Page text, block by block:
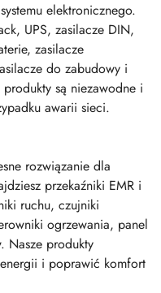
elektronicznego.
UPS, zasilacze DIN,
zasilacze
do zabudowy i
są niezawodne i
awarii sieci.
rozwiązanie dla
przekaźniki EMR i
ruchu, czujniki
ogrzewania, panel
Nasze produkty
i poprawić komfort